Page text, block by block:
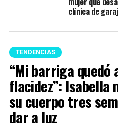
clínica de
TENDENCIAS
“Mi barriga quedó
flacidez”: Isabella
su cuerpo tres
dar a luz